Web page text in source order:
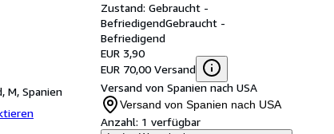
M, Spanien
Zustand: Gebraucht -
BefriedigendGebraucht -
Befriedigend
EUR 3,90
EUR 70,00 Versand
Versand von Spanien nach USA
Versand von Spanien nach USA
Anzahl: 1 verfügbar